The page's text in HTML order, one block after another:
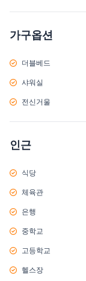
가구옵션
더블베드
샤워실
전신거울
인근
식당
체육관
은행
중학교
고등학교
헬스장